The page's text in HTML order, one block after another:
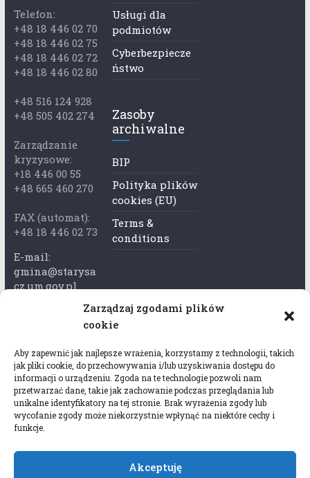
Zarządzaj zgodami plików
cookie
Aby zapewnić jak najlepsze wrażenia, korzystamy z technologii, takich
jak pliki cookie, do przechowywania i/lub uzyskiwania dostępu do
informacji o urządzeniu. Zgoda na te technologie pozwoli nam
przetwarzać dane, takie jak zachowanie podczas przeglądania lub
unikalne identyfikatory na tej stronie. Brak wyrażenia zgody lub
wycofanie zgody może niekorzystnie wpłynąć na niektóre cechy i
funkcje.
Akceptuję
Telefon:
+48 18 446 02 70
+48 18 446 02 75
+48 18 446 02 72
+48 18 446 02 80
+48 516 124 928
+48 505 402 274
Zarządzanie
kryzysowe:
+18 446 00 55
+48 665 460 270
FAX (automat):
+48 18 446 02 73
E-mail:
gmina@starysa
cz.um.gov.pl
Adres skrzynki
rytka
Adres do e-
Doręczeń:
AEL-97528-
78647-USWGJ-
Usługi dla
podmiotów
Cyberbezpiecze
ństwo
Zasoby
archiwalne
BIP
Polityka plików
cookies (EU)
Terms &
conditions